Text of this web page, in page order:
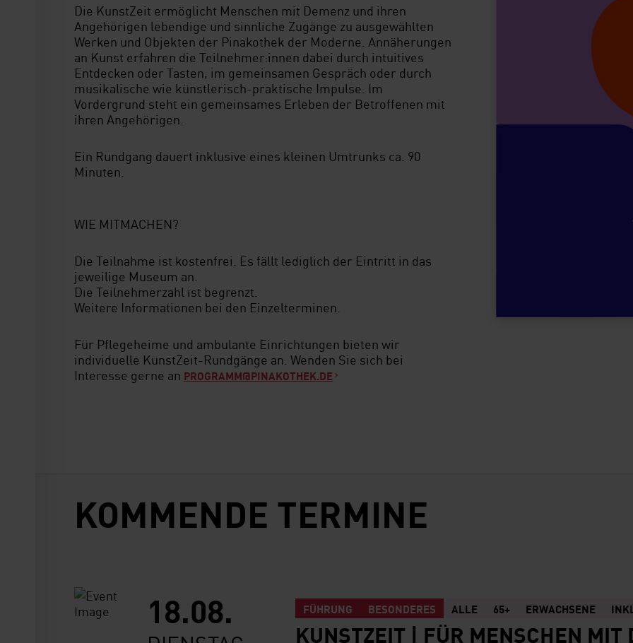
Die KunstZeit ermöglicht Menschen mit Demenz und ihren
Angehörigen lebendige und sinnliche Zugänge zu ausgewählten
Werken und Objekten der Pinakothek der Moderne. Annäherungen
an Kunst erfahren die Teilnehmer:innen dabei durch intuitives
Entdecken oder Tasten, im gemeinsamen Gespräch oder durch
musikalische wie künstlerisch-praktische Impulse. Im
Vordergrund steht ein gemeinsames Erleben der Betroffenen mit
ihren Angehörigen.
Ein Rundgang dauert inklusive eines kleinen Umtrunks ca. 90
Minuten.
WIE MITMACHEN?
Die Teilnahme ist kostenfrei. Es fällt lediglich der Eintritt in das
jeweilige Museum an.
Die Teilnehmerzahl ist begrenzt.
Weitere Informationen bei den Einzelterminen.
Für Pflegeheime und ambulante Einrichtungen bieten wir
individuelle KunstZeit-Rundgänge an. Wenden Sie sich bei
Interesse gerne an PROGRAMM@PINAKOTHEK.DE
KOMMENDE TERMINE
18.08. FÜHRUNG BESONDERES ALLE 65+ ERWACHSENE
KUNSTZEIT | FÜR MENSCHEN MIT